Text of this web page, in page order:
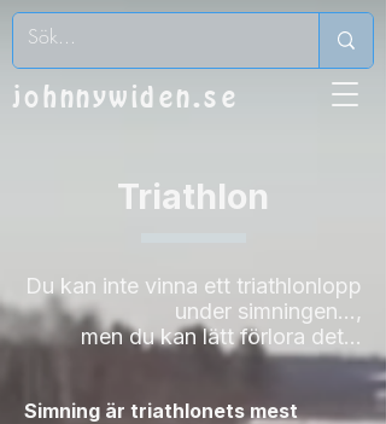
johnnywiden.se
Triathlon
Du kan inte vinna ett triathlonlopp
under simningen…,
men du kan lätt förlora det…
Simning är triathlonets mest